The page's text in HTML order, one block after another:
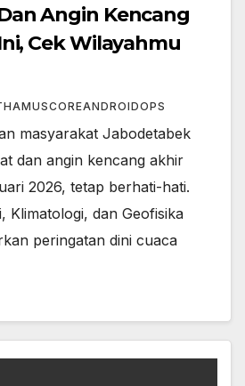
Angin Kencang
Cek Wilayahmu
masyarakat Jabodetabek
dan angin kencang akhir
2026, tetap berhati-hati.
Klimatologi, dan Geofisika
peringatan dini cuaca